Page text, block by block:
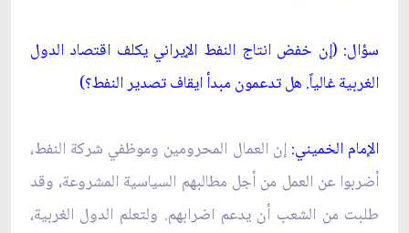
سؤال: (إن خفض انتاج النفط الإيراني يكلف اقتصاد الدول
الغربية غالياً. هل تدعمون مبدأ ايقاف تصدير النفط؟)
الإمام الخميني:إن العمال المحرومين وموظفي شركة النفط،
أضربوا عن العمل من أجل مطالبهم السياسية المشروعة، وقد
طلبت من الشعب أن يدعم اضرابهم. ولتعلم الدول الغربية،